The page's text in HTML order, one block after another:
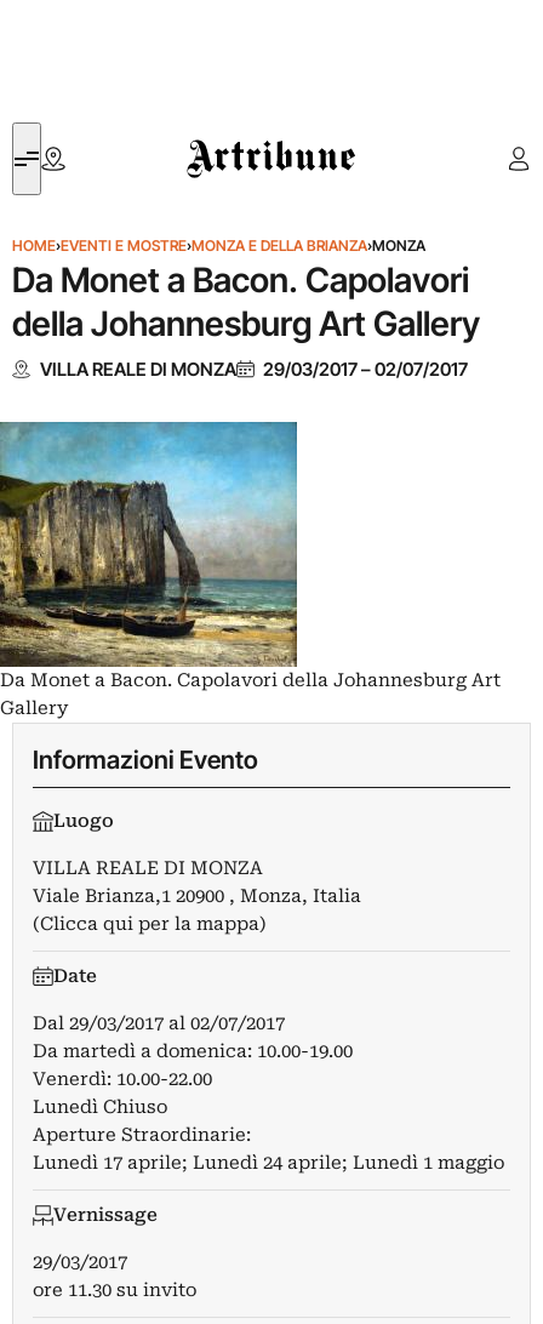
Artribune
HOME›EVENTI E MOSTRE›MONZA E DELLA BRIANZA›MONZA
Da Monet a Bacon. Capolavori
della Johannesburg Art Gallery
VILLA REALE DI MONZA 29/03/2017–02/07/2017
Da Monet a Bacon. Capolavori della Johannesburg Art
Gallery
Informazioni Evento
Luogo
VILLA REALE DI MONZA
Viale Brianza,1 20900 , Monza, Italia
(Clicca qui per la mappa)
Date
Dal 29/03/2017 al 02/07/2017
Da martedì a domenica: 10.00-19.00
Venerdì: 10.00-22.00
Lunedì Chiuso
Aperture Straordinarie:
Lunedì 17 aprile; Lunedì 24 aprile; Lunedì 1 maggio
Vernissage
29/03/2017
ore 11.30 su invito